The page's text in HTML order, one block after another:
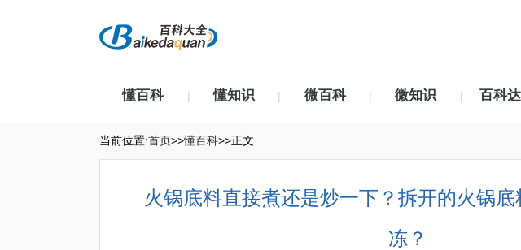
懂百科 | 懂知识 | 微百科 | 微知识 | 百科
当前位置:首页>>懂百科>>正文
火锅底料直接煮还是炒一下？拆开的火锅
冻？